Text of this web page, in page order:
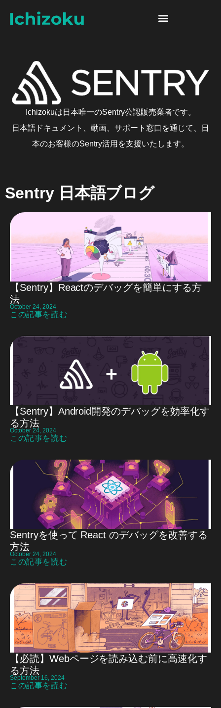
Skip to content
Ichizokuは日本唯一のSentry公認販売業者です。
日本語ドキュメント、動画、サポート窓口を通じて、日
本のお客様のSentry活用を支援いたします。
Sentry 日本語ブログ
【Sentry】Reactのデバッグを簡単にする方
法
October 24, 2024
この記事を読む
【Sentry】Android開発のデバッグを効率化す
る方法
October 24, 2024
この記事を読む
Sentryを使って React のデバッグを改善する
方法
October 24, 2024
この記事を読む
【必読】Webページを読み込む前に高速化す
る方法
September 16, 2024
この記事を読む